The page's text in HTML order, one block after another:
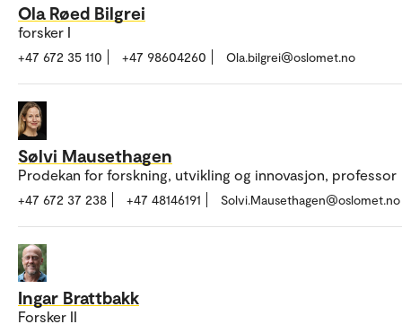
Ola Røed Bilgrei
forsker I
+47 672 35 110 +47 98604260 Ola.bilgrei@oslomet.no
Sølvi Mausethagen
Prodekan for forskning, utvikling og innovasjon, professor
+47 672 37 238 +47 48146191 Solvi.Mausethagen@oslomet.no
Ingar Brattbakk
Forsker II